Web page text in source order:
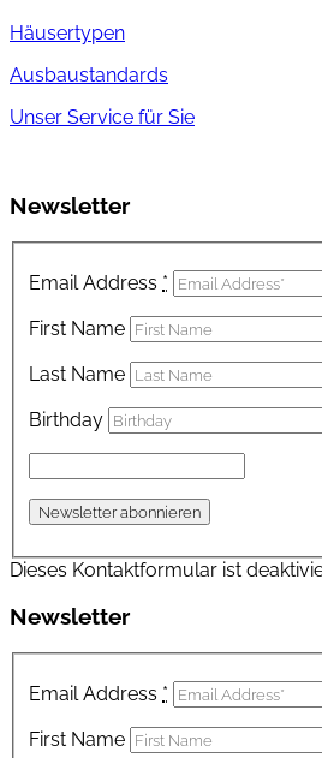
Häusertypen
Ausbaustandards
Unser Service für Sie
Newsletter
Email Address *
First Name
Last Name
Birthday
Dieses Kontaktformular ist
Newsletter
Email Address *
First Name